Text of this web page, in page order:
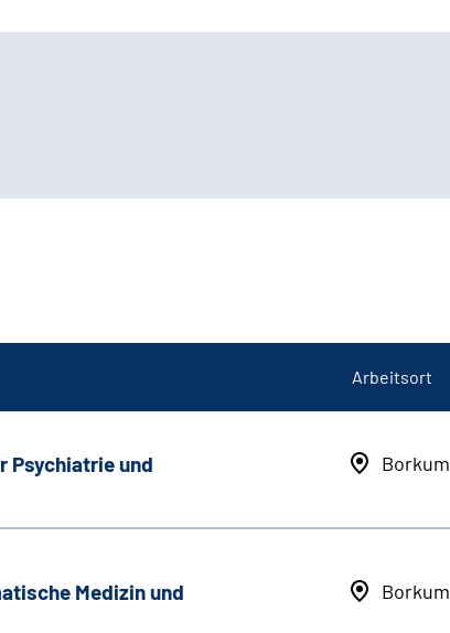
Arbeitsort
Psychiatrie und
Borkum
Medizin und
Borkum